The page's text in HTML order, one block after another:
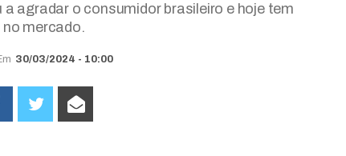
agradar o consumidor brasileiro e hoje tem
mercado.
30/03/2024 - 10:00